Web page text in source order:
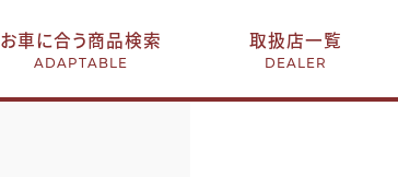
お車に合う商品検索
ADAPTABLE
取扱店一覧
DEALER